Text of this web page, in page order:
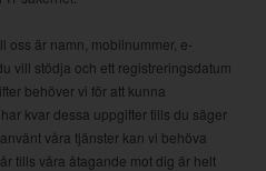
oss är namn, mobilnummer, e-
vill stödja och ett registreringsdatum
behöver vi för att kunna
kvar dessa uppgifter tills du säger
våra tjänster kan vi behöva
tills våra åtagande mot dig är helt